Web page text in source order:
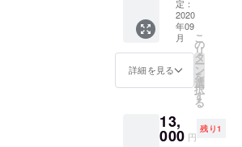
定：
2020
年09
月
詳細を見る
こ
の
リ
タ
ー
ン
を
選
択
す
る
13,
000 円
残り1